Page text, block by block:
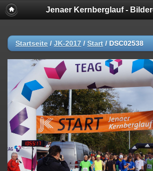
Jenaer Kernberglauf -
Startseite / JK-2017 / Start / DSC02538